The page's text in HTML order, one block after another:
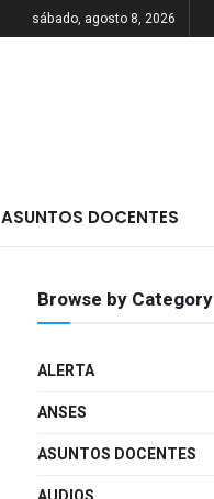
sábado, agosto 8, 2026
ASUNTOS DOCENTES
Browse by Category
ALERTA
ANSES
ASUNTOS DOCENTES